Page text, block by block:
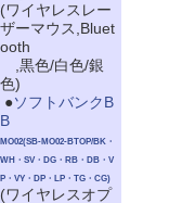
(ワイヤレスレー
ザーマウス,Bluet
ooth
,黒色/白色/銀
色)
●ソフトバンクB
B
MO02(SB-MO02-BTOP/BK・
WH・SV・DG・RB・DB・V
P・VY・DP・LP・TG・CG)
(ワイヤレスオプ